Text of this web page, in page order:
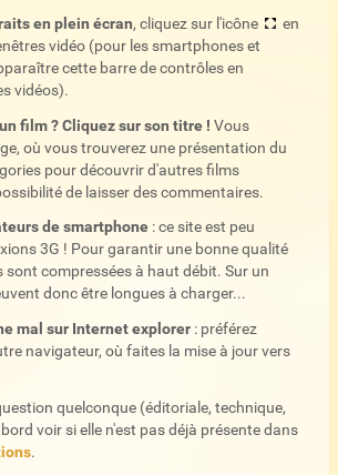
en plein écran, cliquez sur l'icône
en
vidéo (pour les smartphones et
cette barre de contrôles en
vidéos).
film ? Cliquez sur son titre ! Vous
où vous trouverez une présentation du
pour découvrir d'autres films
de laisser des commentaires.
de smartphone : ce site est peu
3G ! Pour garantir une bonne qualité
sont compressées à haut débit. Sur un
donc être longues à charger...
mal sur Internet explorer : préférez
navigateur, où faites la mise à jour vers
quelconque (éditoriale, technique,
voir si elle n'est pas déjà présente dans
.